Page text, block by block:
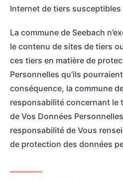
Internet de tiers susceptibles
La commune de Seebach
le contenu de sites de tiers
ces tiers en matière de
Personnelles qu’ils
conséquence, la commune
responsabilité concernant le
de Vos Données
responsabilité de Vous
de protection des données